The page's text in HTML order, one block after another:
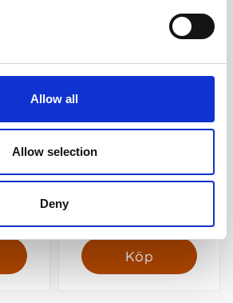
Allow all
Allow selection
Deny
gula (14,8x21cm)
Köp